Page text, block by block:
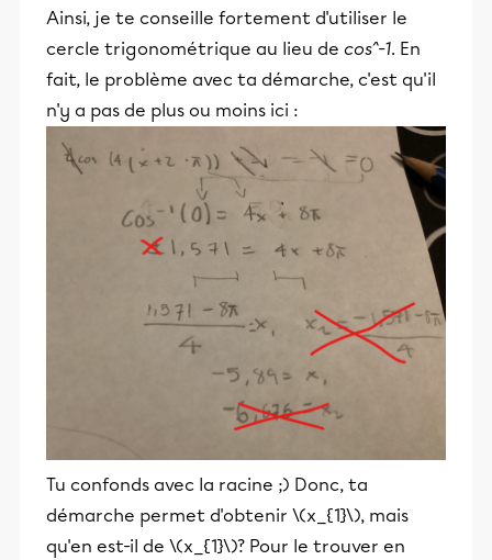
Ainsi, je te conseille fortement d'utiliser le
cercle trigonométrique au lieu de cos^-1. En
fait, le problème avec ta démarche, c'est qu'il
n'y a pas de plus ou moins ici :
Tu confonds avec la racine ;) Donc, ta
démarche permet d'obtenir \(x_{1}\), mais
qu'en est-il de \(x_{1}\)? Pour le trouver en